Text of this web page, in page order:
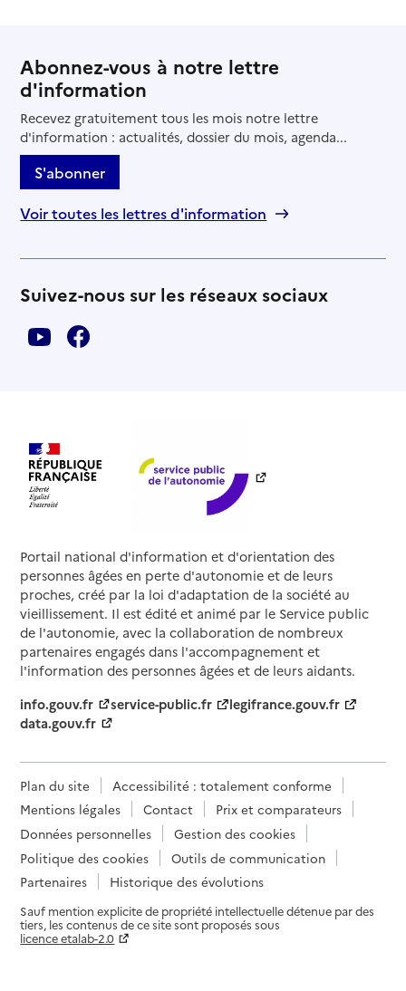
Abonnez-vous à notre lettre
d'information
Recevez gratuitement tous les mois notre lettre
d'information : actualités, dossier du mois, agenda...
S'abonner
Voir toutes les lettres d'information
Suivez-nous sur les réseaux sociaux
Portail national d'information et d'orientation des
personnes âgées en perte d'autonomie et de leurs
proches, créé par la loi d'adaptation de la société au
vieillissement. Il est édité et animé par le Service public
de l'autonomie, avec la collaboration de nombreux
partenaires engagés dans l'accompagnement et
l'information des personnes âgées et de leurs aidants.
info.gouv.fr
service-public.fr
legifrance.gouv.fr
data.gouv.fr
Plan du site
Accessibilité : totalement conforme
Mentions légales
Contact
Prix et comparateurs
Données personnelles
Gestion des cookies
Politique des cookies
Outils de communication
Partenaires
Historique des évolutions
Sauf mention explicite de propriété intellectuelle détenue par des
tiers, les contenus de ce site sont proposés sous
licence etalab-2.0